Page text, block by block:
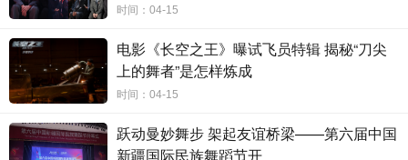
时间：04-15
电影《长空之王》曝试飞员特辑 揭秘“刀尖
上的舞者”是怎样炼成
时间：04-15
跃动曼妙舞步 架起友谊桥梁——第六届中国
新疆国际民族舞蹈节开